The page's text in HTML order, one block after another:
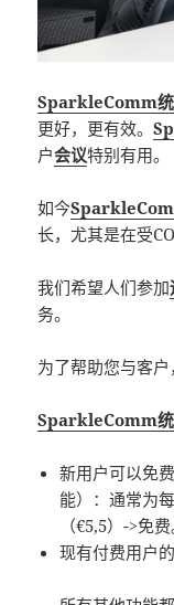
SparkleComm
更好，更有效。
户会议特别有用。
如今
长，尤其是在受
我们希望人们参加
务。
为了帮助您与客户
SparkleComm
新用户可以免
能）：通常为
（€5,5）->免费
现有付费用户